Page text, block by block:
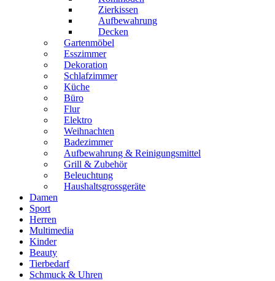
Zierkissen
Aufbewahrung
Decken
Gartenmöbel
Esszimmer
Dekoration
Schlafzimmer
Küche
Büro
Flur
Elektro
Weihnachten
Badezimmer
Aufbewahrung & Reinigungsmittel
Grill & Zubehör
Beleuchtung
Haushaltsgrossgeräte
Damen
Sport
Herren
Multimedia
Kinder
Beauty
Tierbedarf
Schmuck & Uhren